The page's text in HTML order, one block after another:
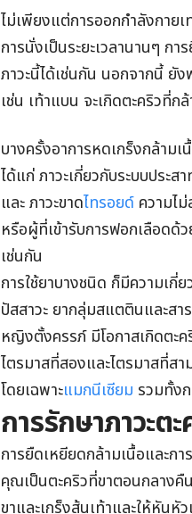
ไม่เพียงแต่การออกกำลังกาย
การนั่งเป็นระยะเวลานานๆ ก
ภาวะนี้ได้เช่นกัน นอกจากนี้ ยั
เช่น เท้าแบน จะเกิดตะคริวที่ก
บางครั้งอาการหดเกร็งกล้า
ได้แก่ ภาวะเกี่ยวกับระบบประสา
และ ภาวะขาดไทรอยด์ ความไ
หรือผู้ที่เข้ารับการฟอกเลือดด้
เช่นกัน
การใช้ยาบางชนิด ก็มีความเกี่
ปัสสาวะ ยากลุ่มสแตตินและส
หญิงตั้งครรภ์ มีโอกาสเกิดตะค
ไตรมาสที่สองและไตรมาสที่ส
โดยเฉพาะแมกนีเซียม รวมทั้ง
การรักษาภาวะต
การยืดเหยียดกล้ามเนื้อและกา
คุณเป็นตะคริวที่ขาตอนกลางคื
ขาและเกร็งส้นเท้าและให้หัน